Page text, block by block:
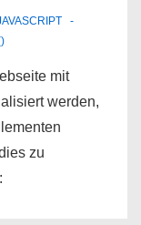
mit
werden,
zu